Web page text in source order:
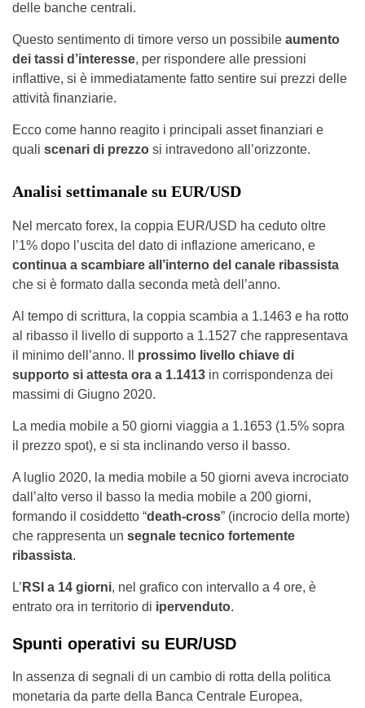
delle banche centrali.
Questo sentimento di timore verso un possibile aumento
dei tassi d’interesse, per rispondere alle pressioni
inflattive, si è immediatamente fatto sentire sui prezzi delle
attività finanziarie.
Ecco come hanno reagito i principali asset finanziari e
quali scenari di prezzo si intravedono all’orizzonte.
Analisi settimanale su EUR/USD
Nel mercato forex, la coppia EUR/USD ha ceduto oltre
l’1% dopo l’uscita del dato di inflazione americano, e
continua a scambiare all’interno del canale ribassista
che si è formato dalla seconda metà dell’anno.
Al tempo di scrittura, la coppia scambia a 1.1463 e ha rotto
al ribasso il livello di supporto a 1.1527 che rappresentava
il minimo dell’anno. Il prossimo livello chiave di
supporto si attesta ora a 1.1413 in corrispondenza dei
massimi di Giugno 2020.
La media mobile a 50 giorni viaggia a 1.1653 (1.5% sopra
il prezzo spot), e si sta inclinando verso il basso.
A luglio 2020, la media mobile a 50 giorni aveva incrociato
dall’alto verso il basso la media mobile a 200 giorni,
formando il cosiddetto “death-cross” (incrocio della morte)
che rappresenta un segnale tecnico fortemente
ribassista.
L’ RSI a 14 giorni, nel grafico con intervallo a 4 ore, è
entrato ora in territorio di ipervenduto.
Spunti operativi su EUR/USD
In assenza di segnali di un cambio di rotta della politica
monetaria da parte della Banca Centrale Europea,